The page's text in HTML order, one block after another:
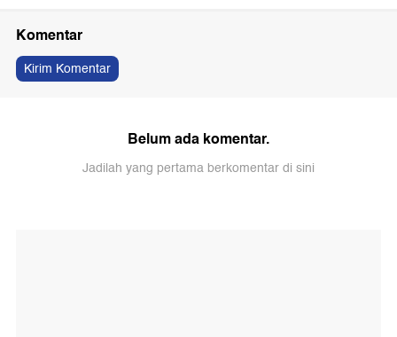
Komentar
Kirim Komentar
Belum ada komentar.
Jadilah yang pertama berkomentar di sini